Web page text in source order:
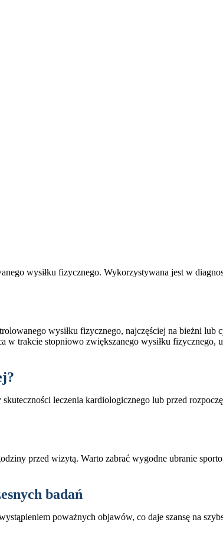
wysiłku fizycznego. Wykorzystywana jest w
wysiłku fizycznego, najczęściej na bieżni
w trakcie stopniowo zwiększanego wysiłku
leczenia kardiologicznego lub przed
przed wizytą. Warto zabrać wygodne ubranie
badań
poważnych objawów, co daje szansę na